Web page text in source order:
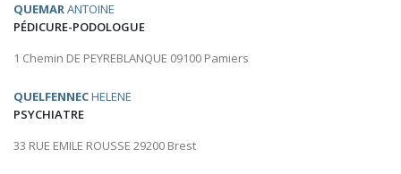
QUEMARANTOINE
PÉDICURE-PODOLOGUE
1 Chemin DE PEYREBLANQUE 09100 Pamiers
QUELFENNECHELENE
PSYCHIATRE
33 RUE EMILE ROUSSE 29200 Brest